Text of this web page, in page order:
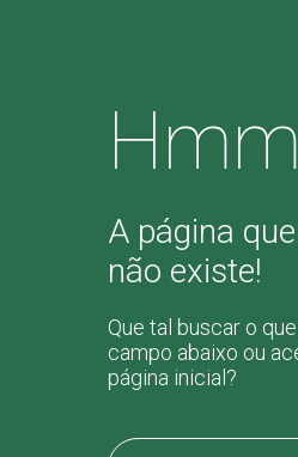
A página
não existe!
Que tal buscar o
campo abaixo ou
página inicial?